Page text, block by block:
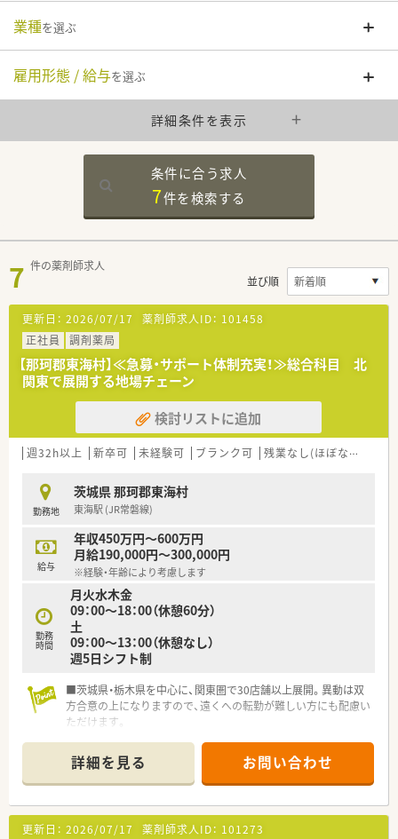
業種を選ぶ
雇用形態 / 給与を選ぶ
詳細条件を表示
条件に合う求人
7件を検索する
7 件の薬剤師求人
並び順
更新日： 2026/07/17 薬剤師求人ID： 101458
正社員
調剤薬局
【那珂郡東海村】≪急募・サポート体制充実！≫総合科目 北
関東で展開する地場チェーン
検討リストに追加
週32h以上 新卒可 未経験可 ブランク可 残業なし(ほぼなし含む)
勤務地
茨城県 那珂郡東海村
東海駅 (JR常磐線)
給与
年収450万円～600万円
月給190,000円～300,000円
※経験・年齢により考慮します
勤務
時間
月火水木金
09：00～18：00（休憩60分）
土
09：00～13：00（休憩なし）
週5日シフト制
■茨城県・栃木県を中心に、関東圏で30店舗以上展開。異動は双
方合意の上になりますので、遠くへの転勤が難しい方にも配慮い
ただけます。
■キャリアごとにきめ細やかな研修制度あり。それぞれの経験・
スキル状況に合わせて着実にスキルアップできる体制がありま
す。
詳細を見る お問い合わせ
更新日： 2026/07/17 薬剤師求人ID： 101273